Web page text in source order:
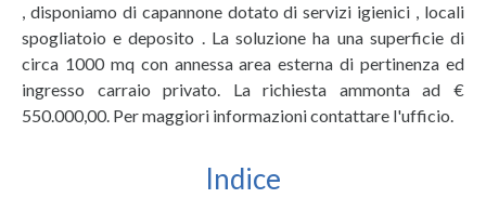
, disponiamo di capannone dotato di servizi igienici , locali
spogliatoio e deposito . La soluzione ha una superficie di
circa 1000 mq con annessa area esterna di pertinenza ed
ingresso carraio privato. La richiesta ammonta ad €
550.000,00. Per maggiori informazioni contattare l'ufficio.
Indice